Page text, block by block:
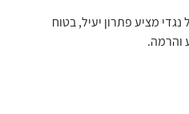
מציע פתרון יעיל, בטוח
והרמה.